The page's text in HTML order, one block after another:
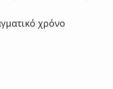
χρόνο